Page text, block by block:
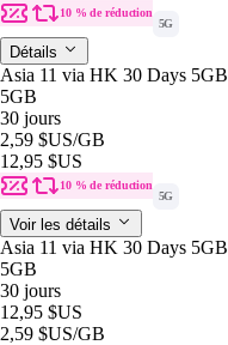
10 % de réduction
5G
Détails
Asia 11 via HK 30 Days
5GB
30 jours
2,59 $US/GB
12,95 $US
10 % de réduction
5G
Voir les détails
Asia 11 via HK 30 Days
5GB
30 jours
12,95 $US
2,59 $US/GB